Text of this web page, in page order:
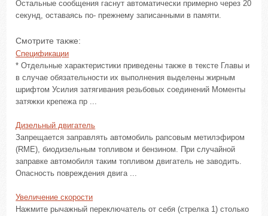
Остальные сообщения гаснут автоматически примерно через 20
секунд, оставаясь по- прежнему записанными в памяти.
Смотрите также:
Спецификации
* Отдельные характеристики приведены также в тексте Главы и
в случае обязательности их выполнения выделены жирным
шрифтом Усилия затягивания резьбовых соединений Моменты
затяжки крепежа пр ...
Дизельный двигатель
Запрещается заправлять автомобиль рапсовым метилэфиром
(RME), биодизельным топливом и бензином. При случайной
заправке автомобиля таким топливом двигатель не заводить.
Опасность повреждения двига ...
Увеличение скорости
Нажмите рычажный переключатель от себя (стрелка 1) столько